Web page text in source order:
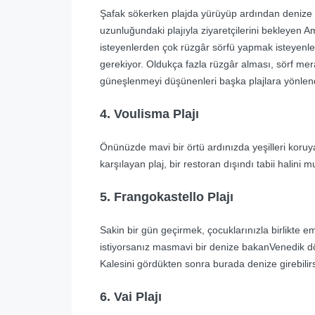
Şafak sökerken plajda yürüyüp ardından
uzunluğundaki plajıyla ziyaretçilerini bekleyen
isteyenlerden çok rüzgâr sörfü yapmak
gerekiyor. Oldukça fazla rüzgâr alması, sörf
güneşlenmeyi düşünenleri başka plajlara
4. Voulisma Plajı
Önünüzde mavi bir örtü ardınızda yeşilleri
karşılayan plaj, bir restoran dışındı tabii halini
5. Frangokastello Plajı
Sakin bir gün geçirmek, çocuklarınızla birlikte
istiyorsanız masmavi bir denize bakanVenedik
Kalesini gördükten sonra burada denize
6. Vai Plajı